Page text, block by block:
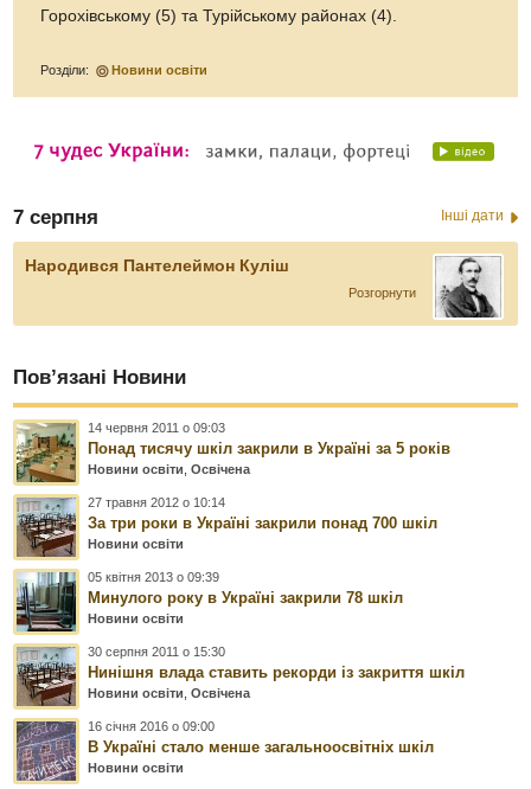
Горохівському (5) та Турійському районах (4).
Розділи: Новини освіти
7 серпня Інші дати
Народився Пантелеймон Куліш
Розгорнути
Пов’язані Новини
14 червня 2011 о 09:03
Понад тисячу шкіл закрили в Україні за 5 років
Новини освіти ,Освічена
27 травня 2012 о 10:14
За три роки в Україні закрили понад 700 шкіл
Новини освіти
05 квітня 2013 о 09:39
Минулого року в Україні закрили 78 шкіл
Новини освіти
30 серпня 2011 о 15:30
Нинішня влада ставить рекорди із закриття шкіл
Новини освіти ,Освічена
16 січня 2016 о 09:00
В Україні стало менше загальноосвітніх шкіл
Новини освіти